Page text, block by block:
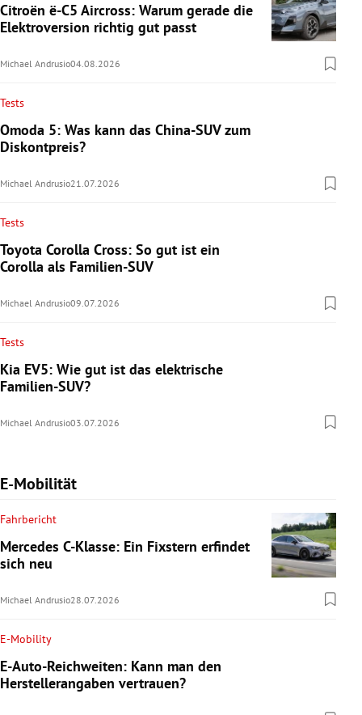
Citroën ë-C5 Aircross: Warum gerade die
Elektroversion richtig gut passt
Michael Andrusio04.08.2026
Tests
Omoda 5: Was kann das China-SUV zum
Diskontpreis?
Michael Andrusio21.07.2026
Tests
Toyota Corolla Cross: So gut ist ein
Corolla als Familien-SUV
Michael Andrusio09.07.2026
Tests
Kia EV5: Wie gut ist das elektrische
Familien-SUV?
Michael Andrusio03.07.2026
E-Mobilität
Fahrbericht
Mercedes C-Klasse: Ein Fixstern erfindet
sich neu
Michael Andrusio28.07.2026
E-Mobility
E-Auto-Reichweiten: Kann man den
Herstellerangaben vertrauen?